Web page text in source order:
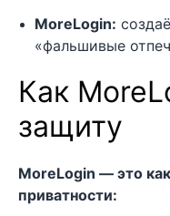
MoreLogin:
«фальшивые
Как
защиту
MoreLogin — это
приватности: